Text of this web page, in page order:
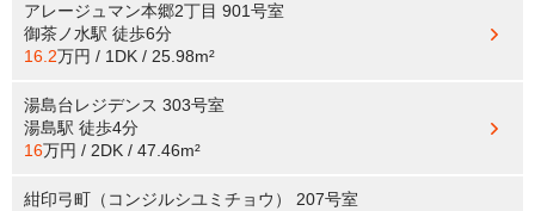
アレージュマン本郷2丁目 901号室
御茶ノ水駅 徒歩6分
16.2万円 / 1DK / 25.98m²
湯島台レジデンス 303号室
湯島駅 徒歩4分
16万円 / 2DK / 47.46m²
紺印弓町（コンジルシユミチョウ） 207号室